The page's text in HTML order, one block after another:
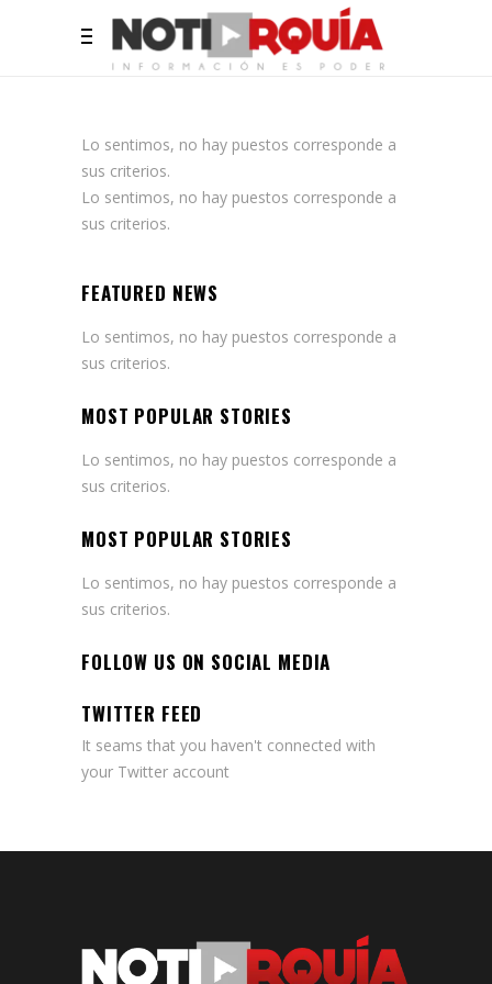
Lo sentimos, no hay puestos corresponde a
sus criterios.
Lo sentimos, no hay puestos corresponde a
sus criterios.
FEATURED NEWS
Lo sentimos, no hay puestos corresponde a
sus criterios.
MOST POPULAR STORIES
Lo sentimos, no hay puestos corresponde a
sus criterios.
MOST POPULAR STORIES
Lo sentimos, no hay puestos corresponde a
sus criterios.
FOLLOW US ON SOCIAL MEDIA
TWITTER FEED
It seams that you haven't connected with
your Twitter account